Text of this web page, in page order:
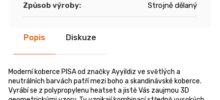
Způsob výroby: Strojně dělaný
Popis Diskuze
Moderní koberce PISA od značky Ayyildiz ve světlých a
neutrálních barvách patří mezi boho a skandinávské koberce.
Vyrábí se z polypropylenu heatset a jistě Vás zaujmou 3D